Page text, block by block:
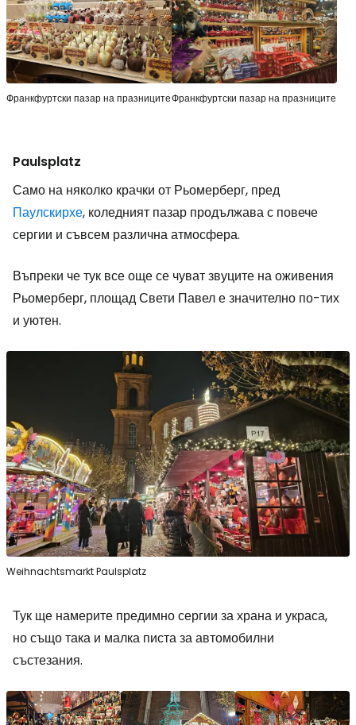
Франкфуртски пазар на празницитеФранкфуртски пазар на празниците
Paulsplatz
Само на няколко крачки от Рьомерберг, пред
Паулскирхе, коледният пазар продължава с повече
сергии и съвсем различна атмосфера.
Въпреки че тук все още се чуват звуците на оживения
Рьомерберг, площад Свети Павел е значително по-тих
и уютен.
Weihnachtsmarkt Paulsplatz
Тук ще намерите предимно сергии за храна и украса,
но също така и малка писта за автомобилни
състезания.